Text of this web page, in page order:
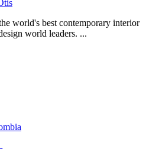
world's best contemporary interior
world leaders. ...